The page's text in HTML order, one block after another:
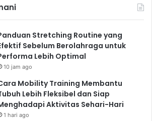
Stretching Routine yang
Sebelum Berolahraga untuk
Lebih Optimal
10 jam ago
Mobility Training Membantu
Lebih Fleksibel dan Siap
Aktivitas Sehari-Hari
1 hari ago